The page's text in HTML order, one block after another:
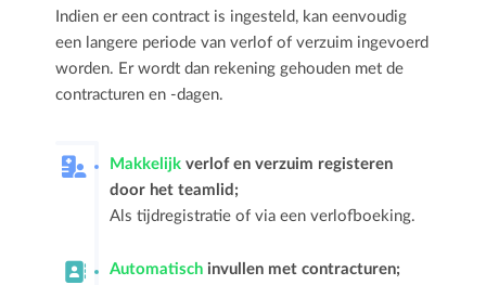
Indien er een contract is ingesteld, kan eenvoudig
een langere periode van verlof of verzuim ingevoerd
worden. Er wordt dan rekening gehouden met de
contracturen en -dagen.
Makkelijk verlof en verzuim registeren
door het teamlid;
Als tijdregistratie of via een verlofboeking.
Automatisch invullen met contracturen;